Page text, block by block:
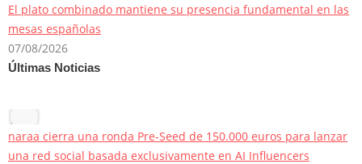
El plato combinado mantiene su presencia fundamental en las
mesas españolas
07/08/2026
Últimas Noticias
naraa cierra una ronda Pre-Seed de 150.000 euros para lanzar
una red social basada exclusivamente en AI Influencers